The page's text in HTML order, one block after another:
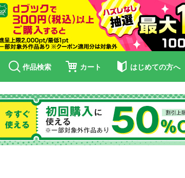
作品検索 カート はじめての方へ